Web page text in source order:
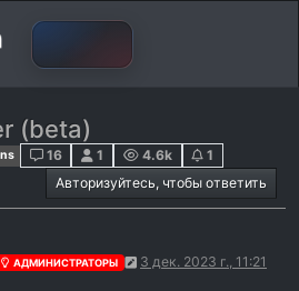
(beta)
16 1 4.6k
1
Авторизуйтесь, чтобы ответить
АДМИНИСТРАТОРЫ 3 дек. 2023 г., 11:21